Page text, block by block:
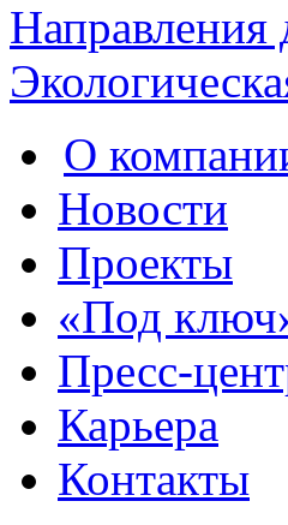
Направления
О
Новости
Проекты
«Под
Пресс-
Карьера
Контакты